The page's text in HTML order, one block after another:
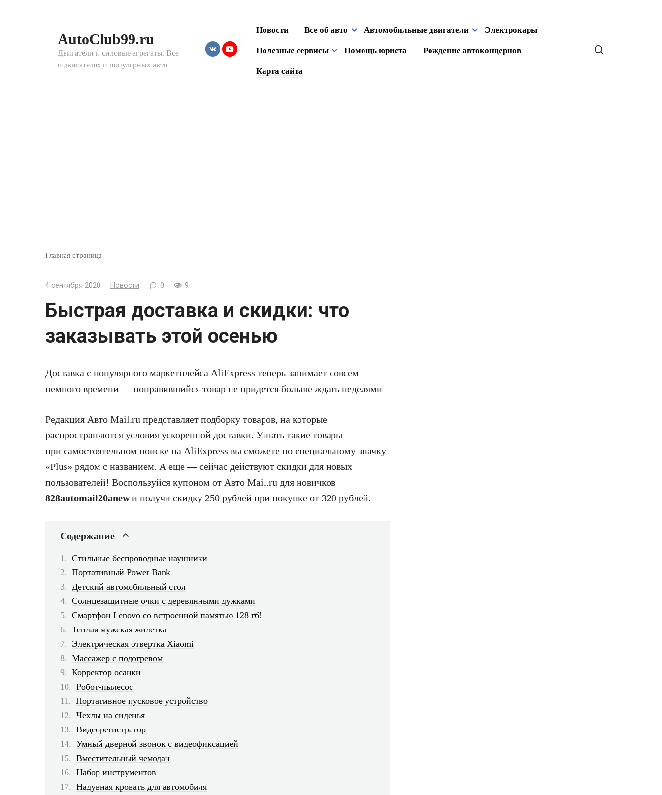
AutoClub99.ru
Двигатели и силовые агрегаты. Все
о двигателях и популярных авто
Новости Все об авто Автомобильные двигатели Электрокары
Полезные сервисы Помощь юриста Рождение автоконцернов
Карта сайта
Главная страница
4 сентября 2020 Новости 0 9
Быстрая доставка и скидки: что
заказывать этой осенью
Доставка с популярного маркетплейса AliExpress теперь занимает совсем
немного времени —понравившийся товар не придется больше ждать неделями
Редакция Авто Mail.ru представляет подборку товаров, на которые
распространяются условия ускоренной доставки. Узнать такие товары
при самостоятельном поиске на AliExpress вы сможете по специальному значку
«Plus» рядом с названием. А еще — сейчас действуют скидки для новых
пользователей! Воспользуйся купоном от Авто Mail.ru для новичков
828automail20anewи получи скидку 250 рублей при покупке от 320 рублей.
Содержание
Стильные беспроводные наушники
Портативный Power Bank
Детский автомобильный стол
Солнцезащитные очки с деревянными дужками
Смартфон Lenovo со встроенной памятью 128 гб!
Теплая мужская жилетка
Электрическая отвертка Xiaomi
Массажер с подогревом
Корректор осанки
Робот-пылесос
Портативное пусковое устройство
Чехлы на сиденья
Видеорегистратор
Умный дверной звонок с видеофиксацией
Вместительный чемодан
Набор инструментов
Надувная кровать для автомобиля